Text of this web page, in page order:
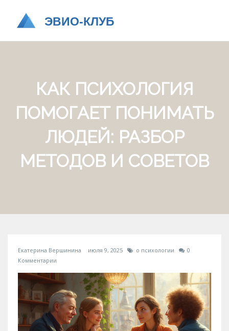
КАК ПСИХОЛОГИЯ
ПОМОГАЕТ ПОНИМАТЬ
ЛЮДЕЙ: РАЗБОР
МЕТОДОВ И СОВЕТОВ
Екатерина Вершинина июля 9, 2025 о психологии
0
Комментарии